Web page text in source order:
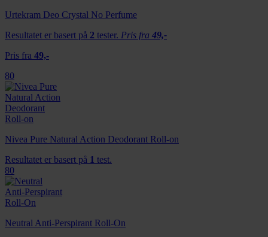
Urtekram Deo Crystal No Perfume
Resultatet er basert på 2 tester. Pris fra 49,-
Pris fra 49,-
80
Nivea Pure Natural Action Deodorant Roll-on
Resultatet er basert på 1 test.
80
Neutral Anti-Perspirant Roll-On